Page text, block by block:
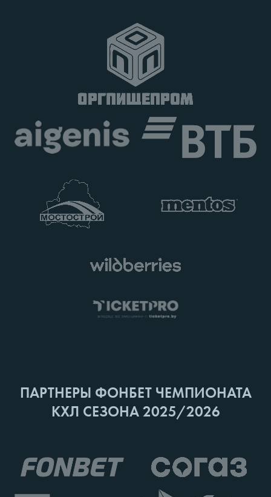
ПАРТНЕРЫ ФОНБЕТ ЧЕМПИОНАТА
КХЛ СЕЗОНА 2025/2026